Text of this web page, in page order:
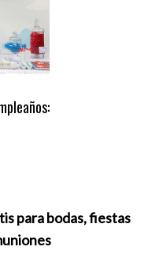
para bodas, fiestas